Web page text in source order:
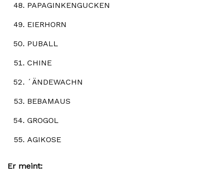
PAPAGINKENGUCKEN
EIERHORN
PUBALL
CHINE
´ÄNDEWACHN
BEBAMAUS
GROGOL
AGIKOSE
Er meint: